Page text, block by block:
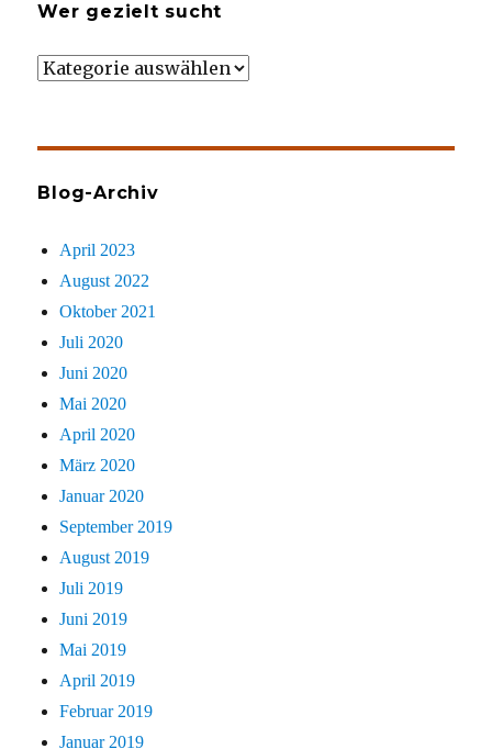
Wer gezielt sucht
Wer
Blog-Archiv
April 2023
August 2022
Oktober 2021
Juli 2020
Juni 2020
Mai 2020
April 2020
März 2020
Januar 2020
September 2019
August 2019
Juli 2019
Juni 2019
Mai 2019
April 2019
Februar 2019
Januar 2019